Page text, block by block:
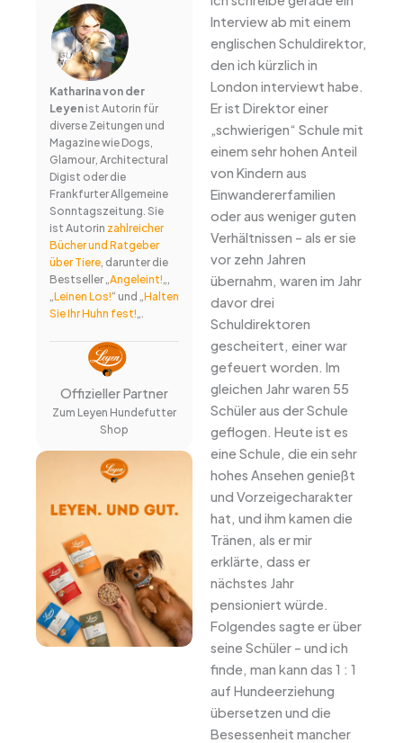
Katharina von der
Leyenist Autorin für
diverse Zeitungen und
Magazine wie Dogs,
Glamour, Architectural
Digist oder die
Frankfurter Allgemeine
Sonntagszeitung. Sie
ist Autorin zahlreicher
Bücher und Ratgeber
über Tiere, darunter die
Bestseller „Angeleint!„,
„Leinen Los!“ und „Halten
Sie Ihr Huhn fest!„.
Offizieller Partner
Zum Leyen Hundefutter
Shop
Interview ab mit einem
englischen Schuldirektor,
den ich kürzlich in
London interviewt habe.
Er ist Direktor einer
„schwierigen“ Schule mit
einem sehr hohen Anteil
von Kindern aus
Einwandererfamilien
oder aus weniger guten
Verhältnissen – als er sie
vor zehn Jahren
übernahm, waren im Jahr
davor drei
Schuldirektoren
gescheitert, einer war
gefeuert worden. Im
gleichen Jahr waren 55
Schüler aus der Schule
geflogen. Heute ist es
eine Schule, die ein sehr
hohes Ansehen genießt
und Vorzeigecharakter
hat, und ihm kamen die
Tränen, als er mir
erklärte, dass er
nächstes Jahr
pensioniert würde.
Folgendes sagte er über
seine Schüler – und ich
finde, man kann das 1 : 1
auf Hundeerziehung
übersetzen und die
Besessenheit mancher